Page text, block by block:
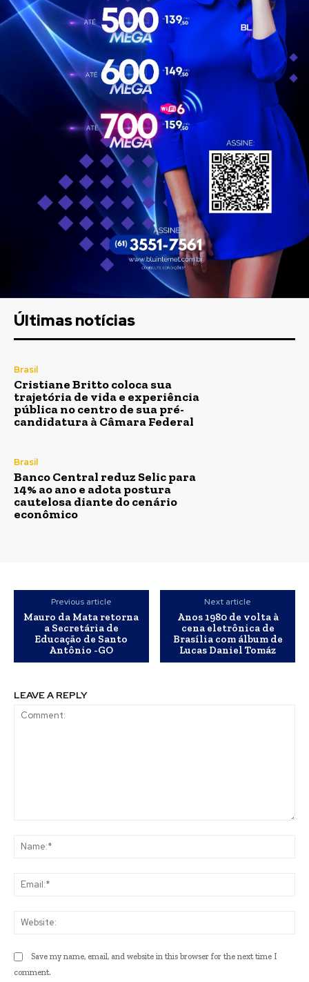
Últimas notícias
Brasil
Cristiane Britto coloca sua
trajetória de vida e experiência
pública no centro de sua pré-
candidatura à Câmara Federal
Brasil
Banco Central reduz Selic para
14% ao ano e adota postura
cautelosa diante do cenário
econômico
Previous article
Mauro da Mata retorna
a Secretária de
Educação de Santo
Antônio -GO
Next article
Anos 1980 de volta à
cena eletrônica de
Brasília com álbum de
Lucas Daniel Tomáz
LEAVE A REPLY
Save my name, email, and website in this browser for the next time I
comment.